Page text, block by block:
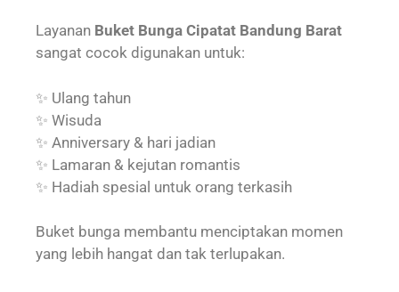
Layanan Buket Bunga Cipatat Bandung Barat
sangat cocok digunakan untuk:
✨ Ulang tahun
✨ Wisuda
✨ Anniversary & hari jadian
✨ Lamaran & kejutan romantis
✨ Hadiah spesial untuk orang terkasih
Buket bunga membantu menciptakan momen
yang lebih hangat dan tak terlupakan.